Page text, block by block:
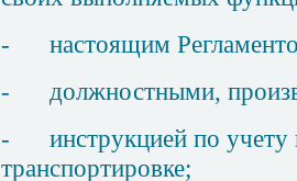
-
настоящим
-
должностными,
-
инструкцией по учету
транспортировке;